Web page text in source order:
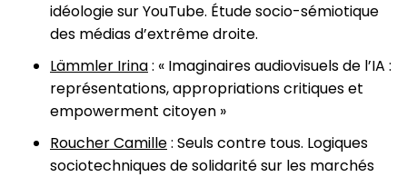
idéologie sur YouTube. Étude socio-sémiotique
des médias d’extrême droite.
Lämmler Irina: « Imaginaires audiovisuels de l’IA :
représentations, appropriations critiques et
empowerment citoyen »
Roucher Camille: Seuls contre tous. Logiques
sociotechniques de solidarité sur les marchés